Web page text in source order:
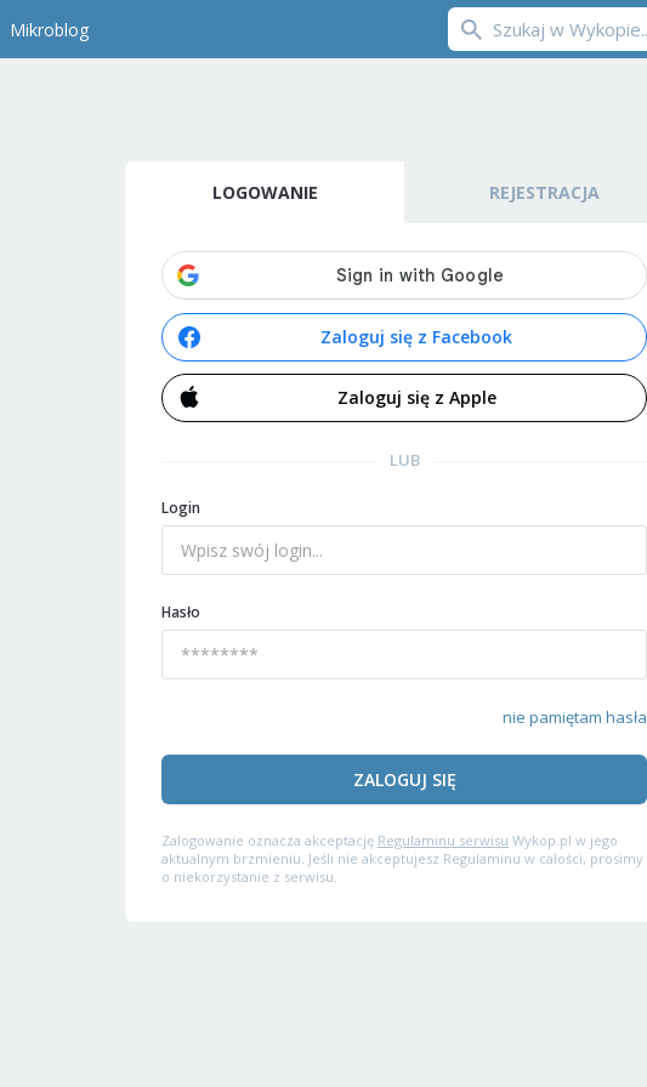
Mikroblog
LOGOWANIE REJESTRACJA
Zaloguj się z Facebook
Zaloguj się z Apple
LUB
Login
Hasło
nie pamiętam hasła
ZALOGUJ SIĘ
Zalogowanie oznacza akceptację Regulaminu serwisu Wykop.pl w jego
aktualnym brzmieniu. Jeśli nie akceptujesz Regulaminu w całości, prosimy
o niekorzystanie z serwisu.